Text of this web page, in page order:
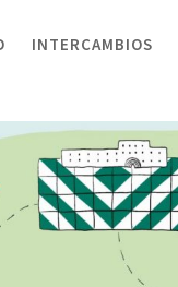
INTERCAMBIOS